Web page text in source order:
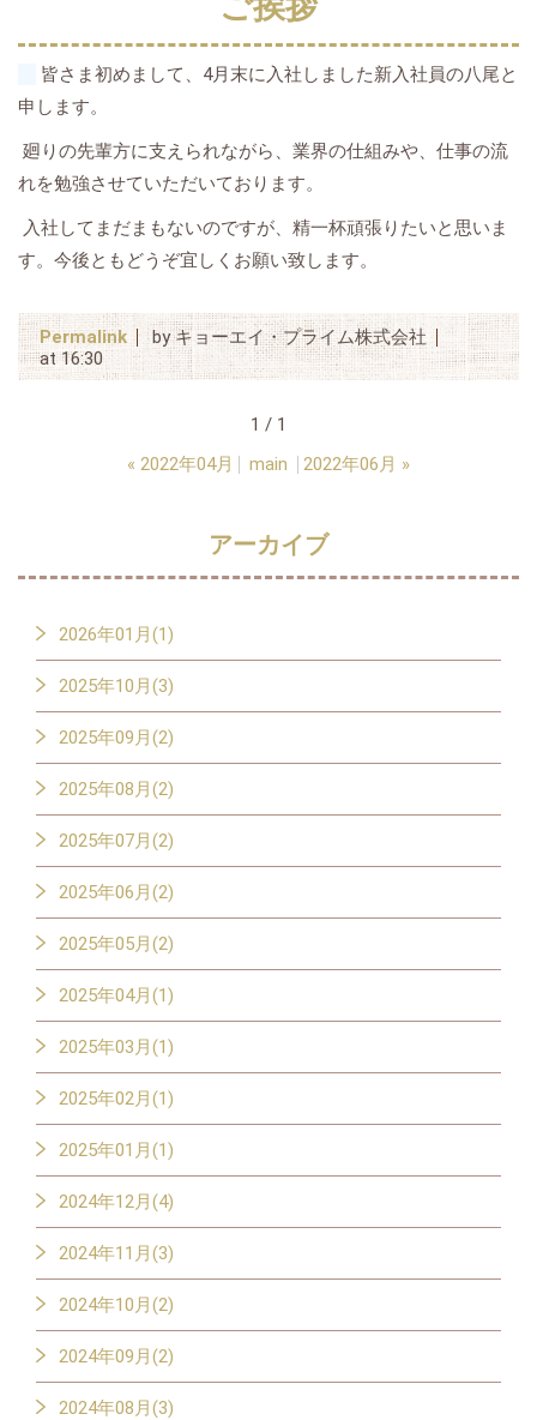
皆さま初めまして、4月末に入社しました新入社員の八尾と
申します。
廻りの先輩方に支えられながら、業界の仕組みや、仕事の流
れを勉強させていただいております。
入社してまだまもないのですが、精一杯頑張りたいと思いま
す。今後ともどうぞ宜しくお願い致します。
Permalink
by キョーエイ・プライム株式会社
at 16:30
1 / 1
« 2022年04月 main 2022年06月 »
アーカイブ
2026年01月(1)
2025年10月(3)
2025年09月(2)
2025年08月(2)
2025年07月(2)
2025年06月(2)
2025年05月(2)
2025年04月(1)
2025年03月(1)
2025年02月(1)
2025年01月(1)
2024年12月(4)
2024年11月(3)
2024年10月(2)
2024年09月(2)
2024年08月(3)